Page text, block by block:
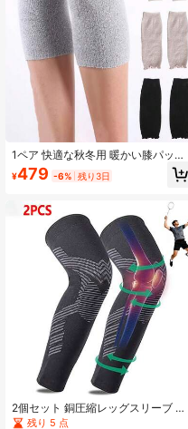
1ペア 快適な秋冬用 暖かい膝パッ
ド、弾性膝ウォーマー、女性男性用
膝パッドサポート、膝プロテクター
グウォーマー、自宅、アウトドア活
動、ウォーキング、ランニング、ス
ポーツ&日常着に最適、感謝祭&クリ
スマスの完璧なギフト
¥479 -6% 残り3日
2個セット 銅圧縮レッグスリーブ メ
ンズ&レディース - フルレングス ロ
残り 5 点